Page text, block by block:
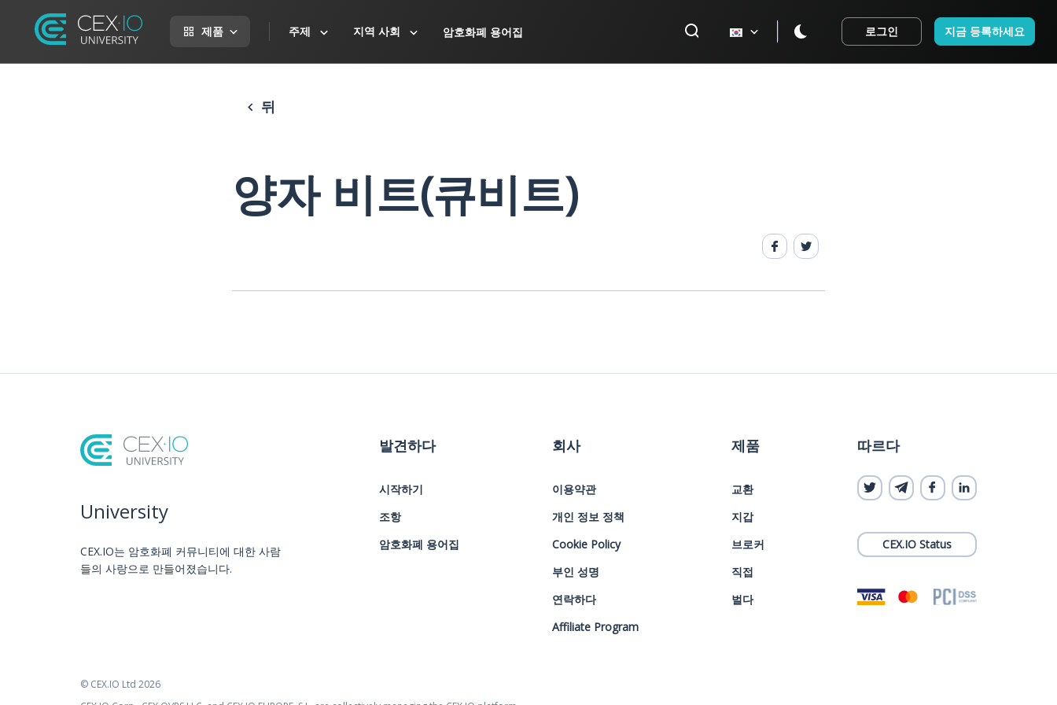
제품 주제 지역 사회 암호화폐 용어집 로그인 지금 등록하세요
뒤
양자 비트(큐비트)
University
CEX.IO는 암호화폐 커뮤니티에 대한 사람
들의 사랑으로 만들어졌습니다.
발견하다
시작하기
조항
암호화폐 용어집
회사
이용약관
개인 정보 정책
Cookie Policy
부인 성명
연락하다
Affiliate Program
제품
교환
지갑
브로커
직접
벌다
따르다
CEX.IO Status
© CEX.IO Ltd 2026